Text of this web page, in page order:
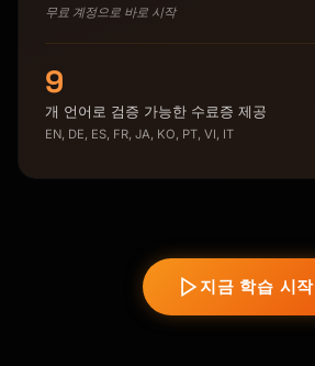
무료 계정으로 바로 시작
9
개 언어로 검증 가능한 수료증 제공
EN, DE, ES, FR, JA, KO, PT, VI, IT
지금 학습 시작